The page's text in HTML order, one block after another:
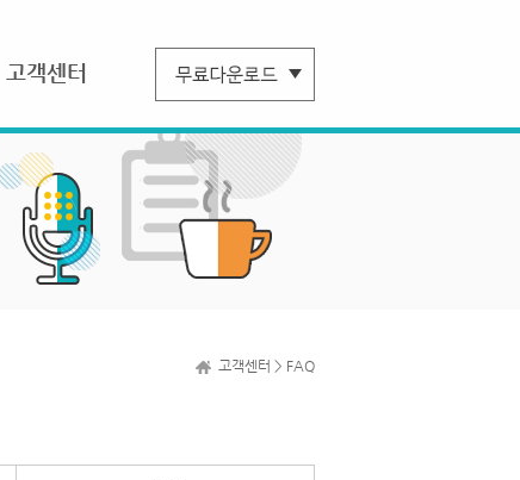
고객센터
고객센터 > FAQ